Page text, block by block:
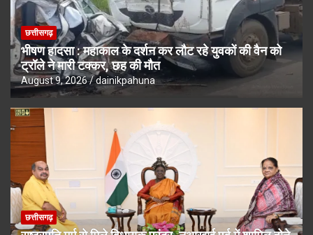
छत्तीसगढ़
भीषण हादसा : महाकाल के दर्शन कर लौट रहे युवकों की वैन को
ट्रॉले ने मारी टक्कर, छह की मौत
August 9, 2026 dainikpahuna
छत्तीसगढ़